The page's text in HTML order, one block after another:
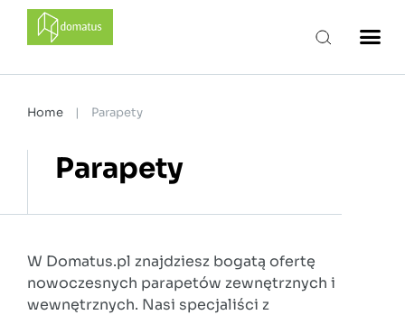
Home | Parapety
Parapety
W Domatus.pl znajdziesz bogatą ofertę
nowoczesnych parapetów zewnętrznych i
wewnętrznych. Nasi specjaliści z